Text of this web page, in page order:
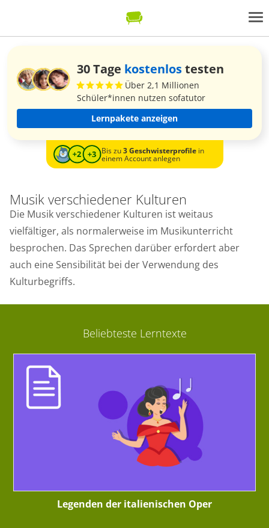
30 Tage kostenlostesten
Über 2,1 Millionen
Schüler*innen nutzen sofatutor
Lernpakete anzeigen
Bis zu3 Geschwisterprofilein
einem Account anlegen
Musik verschiedener Kulturen
Die Musik verschiedener Kulturen ist weitaus
vielfältiger, als normalerweise im Musikunterricht
besprochen. Das Sprechen darüber erfordert aber
auch eine Sensibilität bei der Verwendung des
Kulturbegriffs.
Beliebteste Lerntexte
Legenden der italienischen Oper